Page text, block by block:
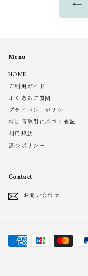
Menu
HOME
ご利用ガイド
よくあるご質問
プライバシーポリシー
特定商取引に基づく表記
利用規約
返金ポリシー
Contact
お問い合わせ